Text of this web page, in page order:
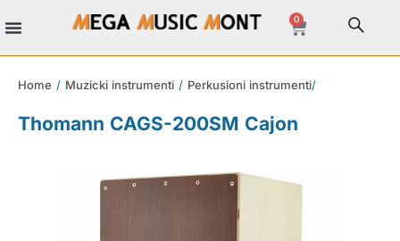
0
Home / Muzicki instrumenti / Perkusioni instrumenti/
Thomann CAGS-200SM Cajon